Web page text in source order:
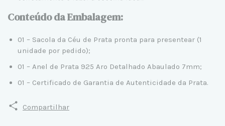
Conteúdo da Embalagem:
01 – Sacola da Céu de Prata pronta para presentear (1
unidade por pedido);
01 – Anel de Prata 925 Aro Detalhado Abaulado 7mm;
01 – Certificado de Garantia de Autenticidade da Prata.
Compartilhar